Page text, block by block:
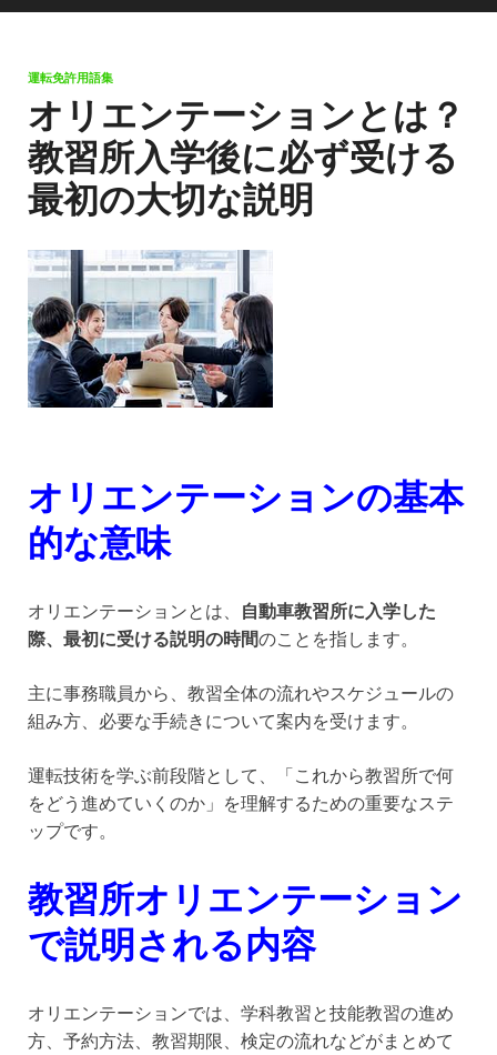
運転免許用語集
オリエンテーションとは？
教習所入学後に必ず受ける
最初の大切な説明
オリエンテーションの基本
的な意味
オリエンテーションとは、
自動車教習所に入学した
際、最初に受ける説明の時間のことを指します。
主に事務職員から、教習全体の流れやスケジュールの
組み方、必要な手続きについて案内を受けます。
運転技術を学ぶ前段階として、「これから教習所で何
をどう進めていくのか」を理解するための重要なステ
ップです。
教習所オリエンテーション
で説明される内容
オリエンテーションでは、学科教習と技能教習の進め
方、予約方法、教習期限、検定の流れなどがまとめて